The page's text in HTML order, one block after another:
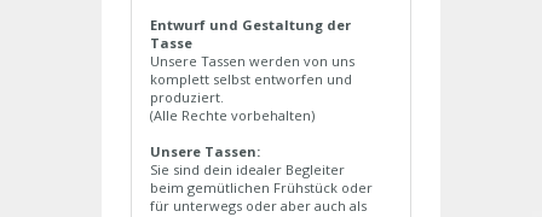
Entwurf und Gestaltung der
Tasse
Unsere Tassen werden von uns
komplett selbst entworfen und
produziert.
(Alle Rechte vorbehalten)
Unsere Tassen:
Sie sind dein idealer Begleiter
beim gemütlichen Frühstück oder
für unterwegs oder aber auch als